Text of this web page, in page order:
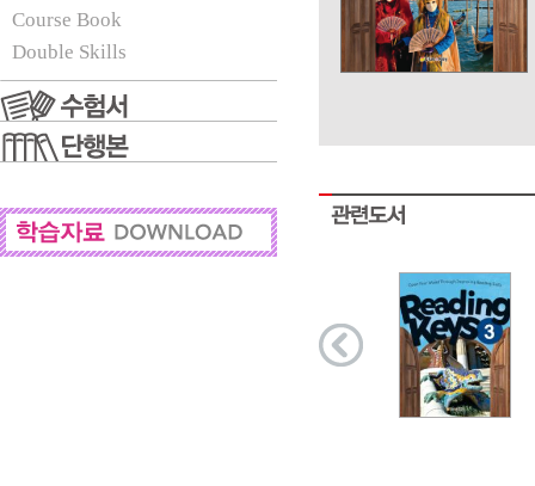
Course Book
Double Skills